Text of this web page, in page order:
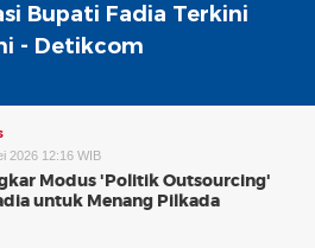
Bupati Fadia Terkini
- Detikcom
2026 12:16 WIB
Modus 'Politik Outsourcing'
untuk Menang Pilkada